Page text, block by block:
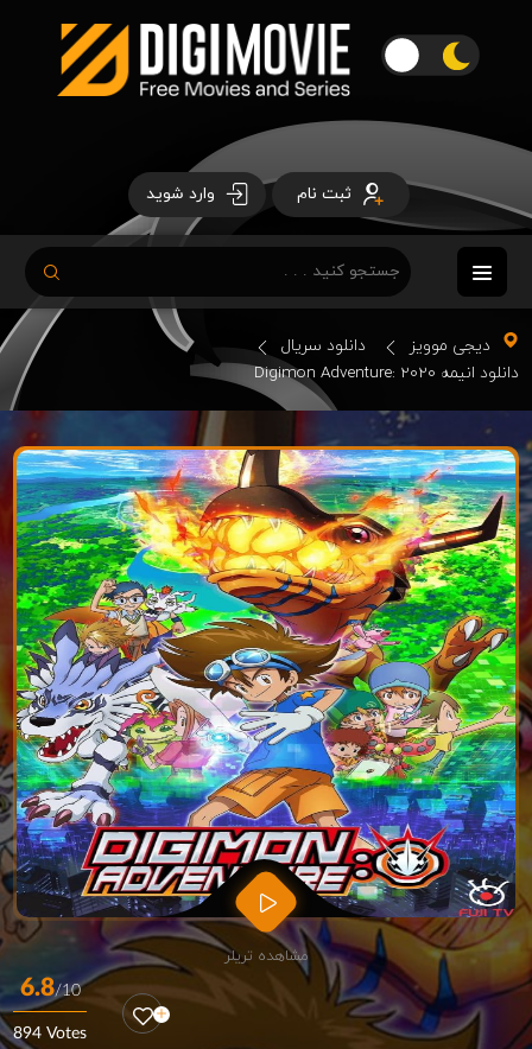
ثبت نام وارد شوید
دیجی موویز
دانلود سریال
دانلود انیمه Digimon Adventure: 2020
مشاهده تریلر
6.8/10
894 Votes